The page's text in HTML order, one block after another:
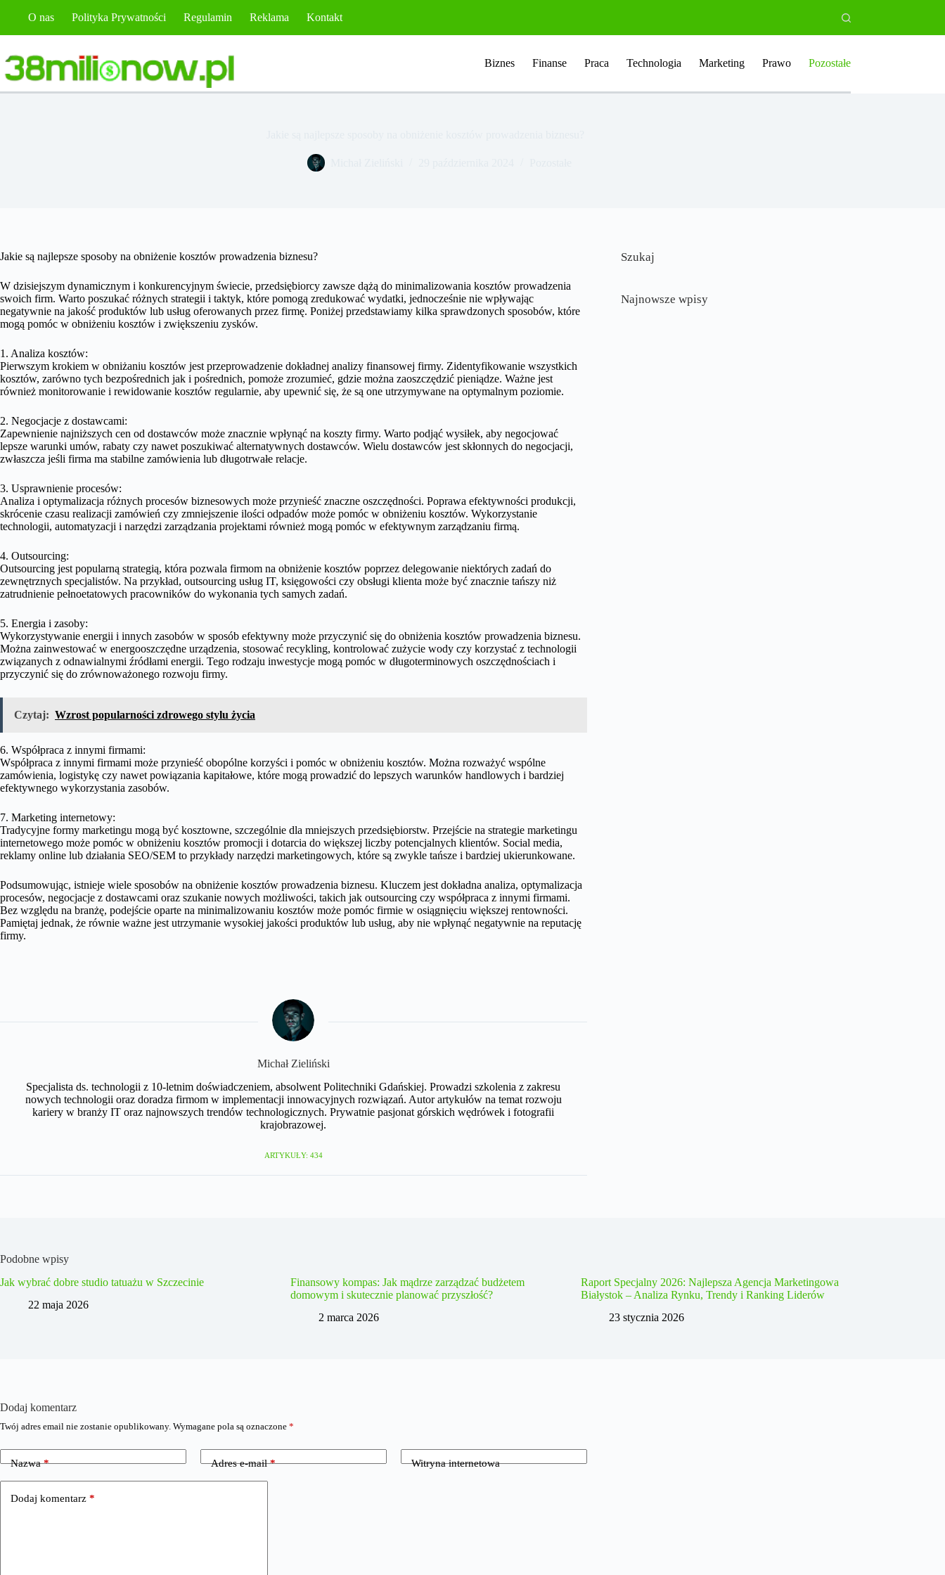
O nas Polityka Prywatności Regulamin Reklama Kontakt
Biznes Finanse Praca Technologia Marketing Prawo Pozostałe
Jakie są najlepsze sposoby na obniżenie kosztów prowadzenia biznesu?
W dzisiejszym dynamicznym i konkurencyjnym świecie, przedsiębiorcy zawsze dążą do minimalizowania kosztów prowadzenia
swoich firm. Warto poszukać różnych strategii i taktyk, które pomogą zredukować wydatki, jednocześnie nie wpływając
negatywnie na jakość produktów lub usług oferowanych przez firmę. Poniżej przedstawiamy kilka sprawdzonych sposobów, które
mogą pomóc w obniżeniu kosztów i zwiększeniu zysków.
1. Analiza kosztów:
Pierwszym krokiem w obniżaniu kosztów jest przeprowadzenie dokładnej analizy finansowej firmy. Zidentyfikowanie wszystkich
kosztów, zarówno tych bezpośrednich jak i pośrednich, pomoże zrozumieć, gdzie można zaoszczędzić pieniądze. Ważne jest
również monitorowanie i rewidowanie kosztów regularnie, aby upewnić się, że są one utrzymywane na optymalnym poziomie.
2. Negocjacje z dostawcami:
Zapewnienie najniższych cen od dostawców może znacznie wpłynąć na koszty firmy. Warto podjąć wysiłek, aby negocjować
lepsze warunki umów, rabaty czy nawet poszukiwać alternatywnych dostawców. Wielu dostawców jest skłonnych do negocjacji,
zwłaszcza jeśli firma ma stabilne zamówienia lub długotrwałe relacje.
3. Usprawnienie procesów:
Analiza i optymalizacja różnych procesów biznesowych może przynieść znaczne oszczędności. Poprawa efektywności produkcji,
skrócenie czasu realizacji zamówień czy zmniejszenie ilości odpadów może pomóc w obniżeniu kosztów. Wykorzystanie
technologii, automatyzacji i narzędzi zarządzania projektami również mogą pomóc w efektywnym zarządzaniu firmą.
4. Outsourcing:
Outsourcing jest popularną strategią, która pozwala firmom na obniżenie kosztów poprzez delegowanie niektórych zadań do
zewnętrznych specjalistów. Na przykład, outsourcing usług IT, księgowości czy obsługi klienta może być znacznie tańszy niż
zatrudnienie pełnoetatowych pracowników do wykonania tych samych zadań.
5. Energia i zasoby:
Wykorzystywanie energii i innych zasobów w sposób efektywny może przyczynić się do obniżenia kosztów prowadzenia biznesu.
Można zainwestować w energooszczędne urządzenia, stosować recykling, kontrolować zużycie wody czy korzystać z technologii
związanych z odnawialnymi źródłami energii. Tego rodzaju inwestycje mogą pomóc w długoterminowych oszczędnościach i
przyczynić się do zrównoważonego rozwoju firmy.
Czytaj: Wzrost popularności zdrowego stylu życia
6. Współpraca z innymi firmami:
Współpraca z innymi firmami może przynieść obopólne korzyści i pomóc w obniżeniu kosztów. Można rozważyć wspólne
zamówienia, logistykę czy nawet powiązania kapitałowe, które mogą prowadzić do lepszych warunków handlowych i bardziej
efektywnego wykorzystania zasobów.
7. Marketing internetowy:
Tradycyjne formy marketingu mogą być kosztowne, szczególnie dla mniejszych przedsiębiorstw. Przejście na strategie marketingu
internetowego może pomóc w obniżeniu kosztów promocji i dotarcia do większej liczby potencjalnych klientów. Social media,
reklamy online lub działania SEO/SEM to przykłady narzędzi marketingowych, które są zwykle tańsze i bardziej ukierunkowane.
Podsumowując, istnieje wiele sposobów na obniżenie kosztów prowadzenia biznesu. Kluczem jest dokładna analiza, optymalizacja
procesów, negocjacje z dostawcami oraz szukanie nowych możliwości, takich jak outsourcing czy współpraca z innymi firmami.
Bez względu na branżę, podejście oparte na minimalizowaniu kosztów może pomóc firmie w osiągnięciu większej rentowności.
Pamiętaj jednak, że równie ważne jest utrzymanie wysokiej jakości produktów lub usług, aby nie wpłynąć negatywnie na reputację
firmy.
Michał Zieliński
Specjalista ds. technologii z 10-letnim doświadczeniem, absolwent Politechniki Gdańskiej. Prowadzi szkolenia z zakresu
nowych technologii oraz doradza firmom w implementacji innowacyjnych rozwiązań. Autor artykułów na temat rozwoju
kariery w branży IT oraz najnowszych trendów technologicznych. Prywatnie pasjonat górskich wędrówek i fotografii
krajobrazowej.
ARTYKUŁY: 434
Szukaj
Najnowsze wpisy
Podobne wpisy
Jak wybrać dobre studio tatuażu w Szczecinie
22 maja 2026
Finansowy kompas: Jak mądrze zarządzać budżetem
domowym i skutecznie planować przyszłość?
2 marca 2026
Raport Specjalny 2026: Najlepsza Agencja Marketingowa
Białystok – Analiza Rynku, Trendy i Ranking Liderów
23 stycznia 2026
Dodaj komentarz
Twój adres email nie zostanie opublikowany. Wymagane pola są oznaczone *
Nazwa* Adres e-mail* Witryna internetowa
Dodaj komentarz *